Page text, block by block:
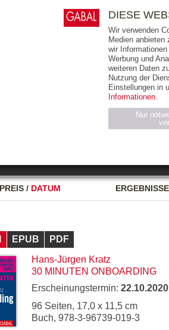
PREIS / DATUM ERGEBNISSE
EPUB
PDF
Hans-Jürgen Kratz
30 MINUTEN ONBOARDING
Erscheinungstermin: 22.10.2020
96 Seiten, 17,0 x 11,5 cm
Buch, 978-3-96739-019-3
E-BOOKS AUDIO-
DIESE
Wir verwenden
Medien
wir
Werbung und
weiteren Daten
Nutzung der
Einstellungen in
Informationen.
Nur
Name Anbieter
CMS_SESSION_ID
gabal-